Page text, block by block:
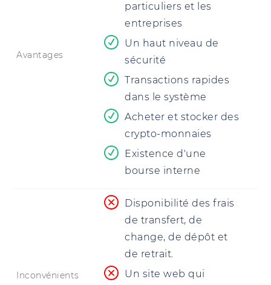
Avantages
particuliers et les
entreprises
Un haut niveau de
sécurité
Transactions rapides
dans le système
Acheter et stocker des
crypto-monnaies
Existence d'une
bourse interne
Inconvénients
Disponibilité des frais
de transfert, de
change, de dépôt et
de retrait.
Un site web qui